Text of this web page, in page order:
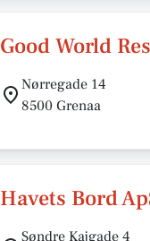
Good World
Nørregade 14
8500 Grenaa
Havets Bord
Søndre Kajgade 4